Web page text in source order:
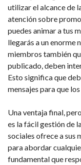
utilizar el alcance de
atención sobre
puedes animar a tus
llegarás a un enorme
miembros también
publicado, deben
Esto significa que
mensajes para que
Una ventaja final,
es la fácil gestión de
sociales ofrece a sus
para abordar
fundamental que